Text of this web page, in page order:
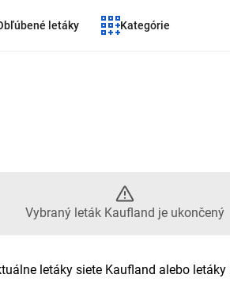
letáky Kategórie
Kaufland je
Vybraný leták Kaufland je ukončený
letáky siete Kaufland alebo letáky